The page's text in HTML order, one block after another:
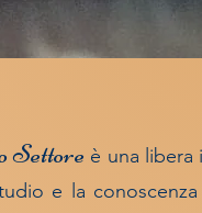
Settore è una libera
e la